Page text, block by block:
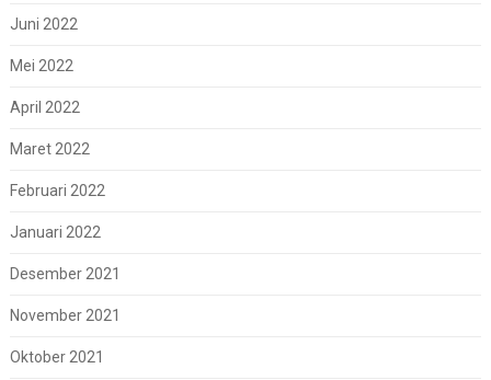
Juni 2022
Mei 2022
April 2022
Maret 2022
Februari 2022
Januari 2022
Desember 2021
November 2021
Oktober 2021